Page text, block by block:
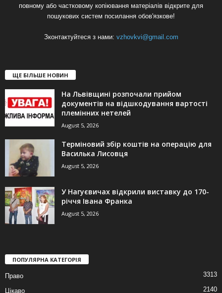
повному або частковому копіювання матеріалів відкрите для
пошукових систем посилання обов'язкове!
Зконтактуйтеся з нами: vzhovkvi@gmail.com
ЩЕ БІЛЬШЕ НОВИН
На Львівщині розпочали прийом
документів на відшкодування вартості
племінних нетелей
August 5, 2026
Терміновий збір коштів на операцію для
Василька Лисовця
August 5, 2026
У Нагуєвичах відкрили виставку до 170-
річчя Івана Франка
August 5, 2026
ПОПУЛЯРНА КАТЕГОРІЯ
Право 3313
Цікаво 2140